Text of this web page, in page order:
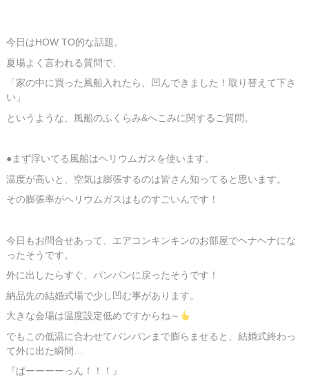
今日はHOW TO的な話題。
夏場よく言われる質問で、
「家の中に買った風船入れたら、凹んできました！取り替えて下さ
い」
というような、風船のふくらみ&へこみに関するご質問。
●まず浮いてる風船はヘリウムガスを使います。
温度が高いと、空気は膨張するのは皆さん知ってると思います。
その膨張率がヘリウムガスはものすごいんです！
今日もお問合せあって、エアコンキンキンのお部屋でヘナヘナにな
ったそうです。
外に出したらすぐ、パンパンに戻ったそうです！
納品先の結婚式場で少し凹む事があります。
大きな会場は温度設定低めですからね～
でもこの低温に合わせてパンパンまで膨らませると、結婚式終わっ
て外に出た瞬間…
『ぱーーーーっん！！！』